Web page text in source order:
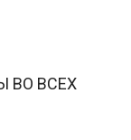
ВО ВСЕХ